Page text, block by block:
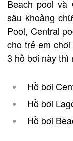
Beach pool
sâu khoảng
Pool, Central
cho trẻ em
3 hồ bơi này thì
Hồ bơi
Hồ bơi
Hồ bơi